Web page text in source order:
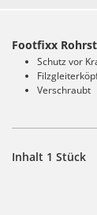
Footfixx
Schutz vor
Verschraubt
Inhalt 1 Stück